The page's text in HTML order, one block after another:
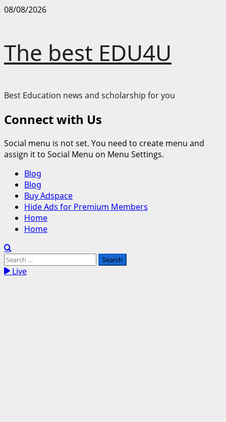
Skip
08/08/2026
The best EDU4U
Best Education news and scholarship for you
Connect with Us
Social menu is not set. You need to create menu and
assign it to Social Menu on Menu Settings.
Primary
Menu
Blog
Blog
Buy Adspace
Hide Ads for Premium Members
Home
Home
Search
for:Live